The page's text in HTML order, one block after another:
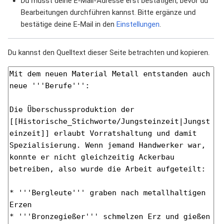
Bearbeitungen durchführen kannst. Bitte ergänze und
bestätige deine E-Mail in den Einstellungen.
Du kannst den Quelltext dieser Seite betrachten und kopieren.